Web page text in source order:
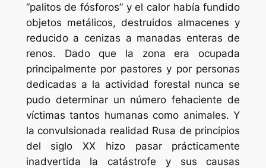
“palitos de fósforos” y el calor había fundido
objetos metálicos, destruidos almacenes y
reducido a cenizas a manadas enteras de
renos. Dado que la zona era ocupada
principalmente por pastores y por personas
dedicadas a la actividad forestal nunca se
pudo determinar un número fehaciente de
víctimas tantos humanas como animales. Y
la convulsionada realidad Rusa de principios
del siglo XX hizo pasar prácticamente
inadvertida la catástrofe y sus causas